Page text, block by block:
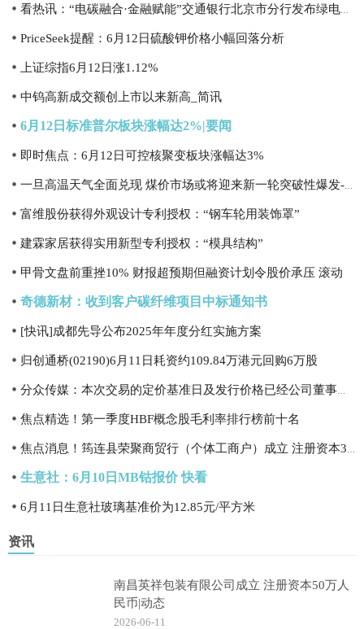
PriceSeek提醒：6月12日硫酸钾价格小幅回落分析
上证综指6月12日涨1.12%
中钨高新成交额创上市以来新高_简讯
6月12日标准普尔板块涨幅达2%|要闻
即时焦点：6月12日可控核聚变板块涨幅达3%
富维股份获得外观设计专利授权：“钢车轮用装饰罩”
建霖家居获得实用新型专利授权：“模具结构”
甲骨文盘前重挫10% 财报超预期但融资计划令股价承压 滚动
奇德新材：收到客户碳纤维项目中标通知书
[快讯]成都先导公布2025年年度分红实施方案
归创通桥(02190)6月11日耗资约109.84万港元回购6万股
焦点精选！第一季度HBF概念股毛利率排行榜前十名
生意社：6月10日MB钴报价 快看
6月11日生意社玻璃基准价为12.85元/平方米
资讯
南昌英祥包装有限公司成立 注册资本50万人
民币|动态
2026-06-11